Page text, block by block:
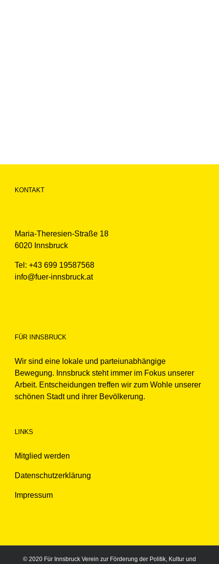
KONTAKT
Maria-Theresien-Straße 18
6020 Innsbruck
Tel: +43 699 19587568
info@fuer-innsbruck.at
FÜR INNSBRUCK
Wir sind eine lokale und parteiunabhängige
Bewegung. Innsbruck steht immer im Fokus unserer
Arbeit. Entscheidungen treffen wir zum Wohle unserer
schönen Stadt und ihrer Bevölkerung.
LINKS
Mitglied werden
Datenschutzerklärung
Impressum
© 2020 Für Innsbruck Verein zur Förderung der Politik, Kultur und